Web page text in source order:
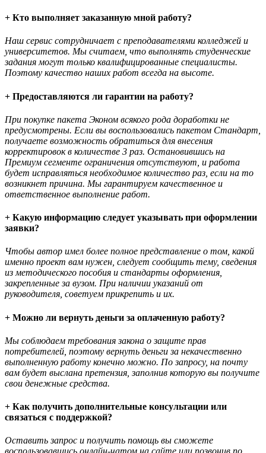
+ Кто выполняет заказанную мной работу?
Наш сервис сотрудничает с преподавателями колледжей и
университетов. Мы считаем, что выполнять студенческие
задания могут только квалифицированные специалисты.
Поэтому качество наших работ всегда на высоте.
+ Предоставляются ли гарантии на работу?
При покупке пакета Эконом всякого рода доработки не
предусмотрены. Если вы воспользовались пакетом Стандарт,
получаете возможность обратиться для внесения
корректировок в количестве 3 раз. Остановившись на
Премиум сегменте ограничения отсутствуют, и работа
будет исправляться необходимое количество раз, если на то
возникнет причина. Мы гарантируем качественное и
ответственное выполнение работ.
+ Какую информацию следует указывать при оформлении
заявки?
Чтобы автор имел более полное представление о том, какой
именно проект вам нужен, следует сообщить тему, сведения
из методического пособия и стандарты оформления,
закрепленные за вузом. При наличии указаний от
руководителя, советуем прикрепить и их.
+ Можно ли вернуть деньги за оплаченную работу?
Мы соблюдаем требования закона о защите прав
потребителей, поэтому вернуть деньги за некачественно
выполненную работу конечно можно. По запросу, на почту
вам будет выслана претензия, заполнив которую вы получите
свои денежные средства.
+ Как получить дополнительные консультации или
связаться с поддержкой?
Оставить запрос и получить помощь вы сможете